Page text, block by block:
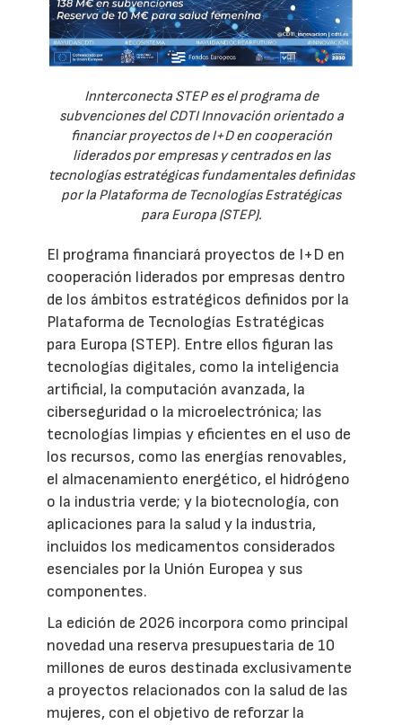
Innterconecta STEP es el programa de
subvenciones del CDTI Innovación orientado a
financiar proyectos de I+D en cooperación
liderados por empresas y centrados en las
tecnologías estratégicas fundamentales definidas
por la Plataforma de Tecnologías Estratégicas
para Europa (STEP).
El programa financiará proyectos de I+D en
cooperación liderados por empresas dentro
de los ámbitos estratégicos definidos por la
Plataforma de Tecnologías Estratégicas
para Europa (STEP). Entre ellos figuran las
tecnologías digitales, como la inteligencia
artificial, la computación avanzada, la
ciberseguridad o la microelectrónica; las
tecnologías limpias y eficientes en el uso de
los recursos, como las energías renovables,
el almacenamiento energético, el hidrógeno
o la industria verde; y la biotecnología, con
aplicaciones para la salud y la industria,
incluidos los medicamentos considerados
esenciales por la Unión Europea y sus
componentes.
La edición de 2026 incorpora como principal
novedad una reserva presupuestaria de 10
millones de euros destinada exclusivamente
a proyectos relacionados con la salud de las
mujeres, con el objetivo de reforzar la